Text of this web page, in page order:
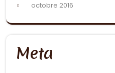
octobre 2016
Meta